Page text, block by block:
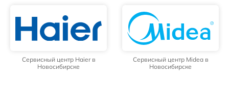
Сервисный центр Haier в
Новосибирске
Сервисный центр Midea в
Новосибирске